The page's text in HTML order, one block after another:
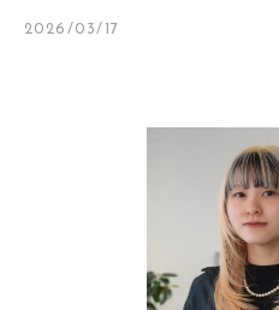
2026/03/17